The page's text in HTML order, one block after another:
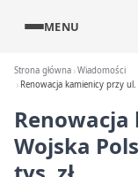
MENU
Strona główna Wiadomości
Renowacja kamienicy przy
Wojska